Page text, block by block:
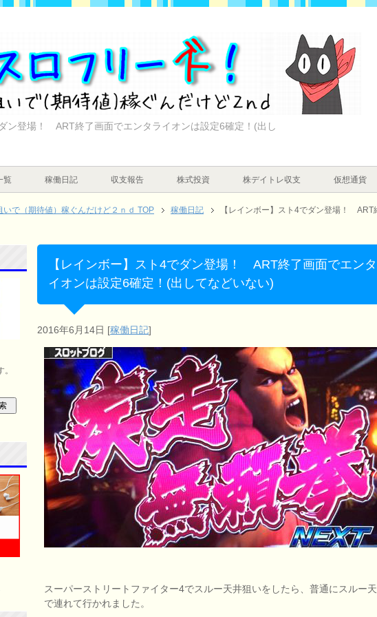
ン登場！ ART終了画面でエンタライオンは設定6確定！(出し
覧 稼働日記 収支報告 株式投資 株デイトレ収支 仮想通貨
で（期待値）稼ぐんだけど２ｎｄ TOP 稼働日記
【レインボー】スト4でダン登場！
【レインボー】スト4でダン登場！ ART終了画面でエン
イオンは設定6確定！(出してなどいない)
2016年6月14日 [稼働日記]
スーパーストリートファイター4でスルー天井狙いをしたら、普通にスルー
で連れて行かれました。